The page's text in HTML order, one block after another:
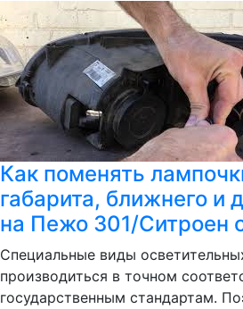
Как поменять
габарита, ближнего и
на Пежо 301/Ситроен
Специальные виды
производиться в точном
государственным стандартам.